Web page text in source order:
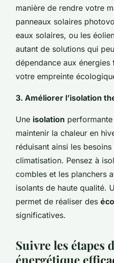
manière de rendre votre
panneaux solaires
eaux solaires, ou les
autant de solutions qui
dépendance aux énergies
votre empreinte
3. Améliorer l’isolation
Une isolation
maintenir la chaleur en
réduisant ainsi les besoins
climatisation. Pensez à
combles et les planchers
isolants de haute qualité.
permet de réaliser des
significatives.
Suivre les étapes
énergétique